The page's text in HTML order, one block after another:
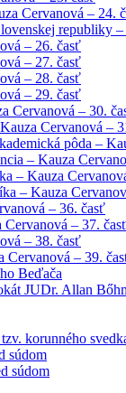
Cervanová – 24.
republiky
– 26. časť
– 27. časť
– 28. časť
– 29. časť
Cervanová – 30.
Cervanová –
pôda –
– Kauza
– Kauza
– Kauza
– 36. časť
Cervanová – 37.
– 38. časť
Cervanová – 39.
Beďača
JUDr. Allan
korunného
súdom
súdom